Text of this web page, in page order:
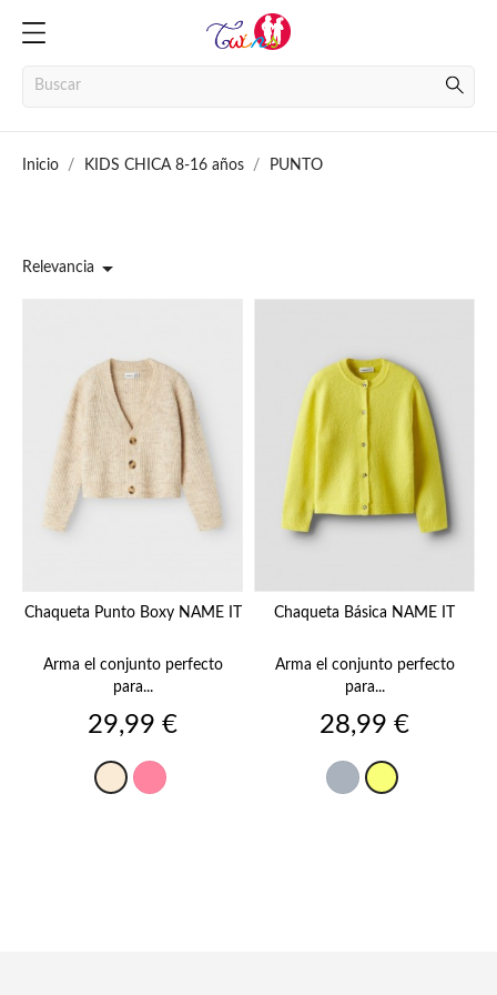
Inicio KIDS CHICA 8-16 años PUNTO
Relevancia 
Chaqueta Punto Boxy NAME IT
Arma el conjunto perfecto
para...
Precio
29,99 €
Blanco
roto
Rosa
Chaqueta Básica NAME IT
Arma el conjunto perfecto
para...
Precio
28,99 €
Gris Lima